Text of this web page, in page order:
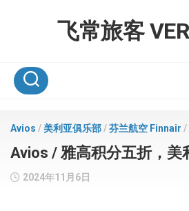
飞常旅客
Avios /美利亚俱乐部/芬兰航空 Finnair /
Avios / 雅高积分五折，美
2024年11月6日